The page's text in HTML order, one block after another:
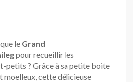
le Grand
pour recueillir les
petits ? Grâce à sa petite boite
moelleux, cette délicieuse